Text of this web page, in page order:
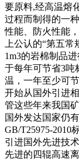
要原料,经高温熔
过程而制得的一
性能、防火性能
上公认的“第五常
1m3的岩棉制品
于每年可节省3吨
温，一年至少可
开始从国外引进
管这些年来我国
国外发达国家仍
GB/T25975-2010
引进国外先进技
先进的四辊高速